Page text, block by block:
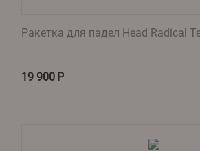
Ракетка для падел Head Radical
19 900 Р